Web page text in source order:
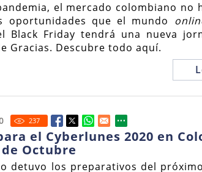
el mercado colombiano no
oportunidades que el mundo
Black Friday tendrá una nueva
Gracias. Descubre todo aquí.
237
el Cyberlunes 2020 en
de Octubre
detuvo los preparativos del